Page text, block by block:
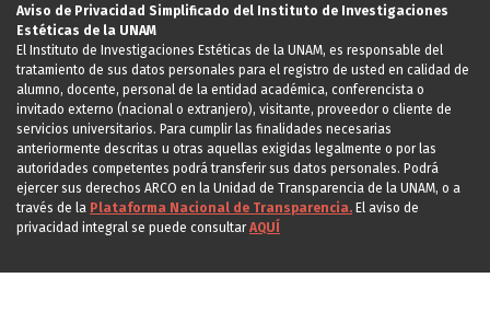
Aviso de Privacidad Simplificado del Instituto de Investigaciones
Estéticas de la UNAM
El Instituto de Investigaciones Estéticas de la UNAM, es responsable del
tratamiento de sus datos personales para el registro de usted en calidad de
alumno, docente, personal de la entidad académica, conferencista o
invitado externo (nacional o extranjero), visitante, proveedor o cliente de
servicios universitarios. Para cumplir las finalidades necesarias
anteriormente descritas u otras aquellas exigidas legalmente o por las
autoridades competentes podrá transferir sus datos personales. Podrá
ejercer sus derechos ARCO en la Unidad de Transparencia de la UNAM, o a
través de la Plataforma Nacional de Transparencia. El aviso de
privacidad integral se puede consultarAQUÍ